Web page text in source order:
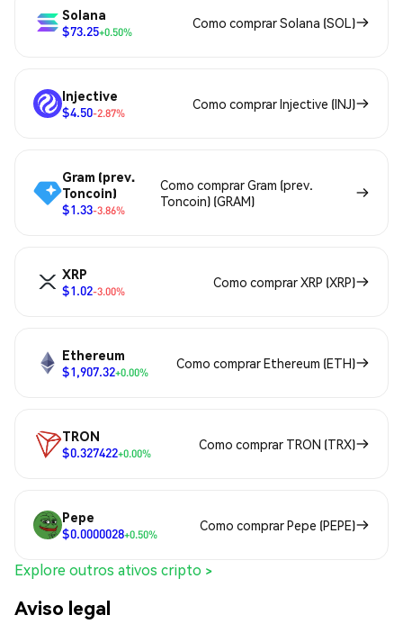
Solana
$73.25+0.50%
Como comprar Solana (SOL)
Injective
$4.50-2.87%
Como comprar Injective (INJ)
Gram (prev.
Toncoin)
$1.33-3.86%
Como comprar Gram (prev.
Toncoin) (GRAM)
XRP
$1.02-3.00%
Como comprar XRP (XRP)
Ethereum
$1,907.32+0.00%
Como comprar Ethereum (ETH)
TRON
$0.327422+0.00%
Como comprar TRON (TRX)
Pepe
$0.0000028+0.50%
Como comprar Pepe (PEPE)
Explore outros ativos cripto >
Aviso legal